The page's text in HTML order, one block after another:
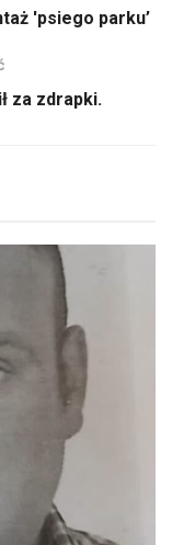
'psiego parku’
za zdrapki.